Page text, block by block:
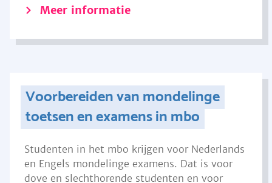
Meer informatie
Voorbereiden van mondelinge
toetsen en examens in mbo
Studenten in het mbo krijgen voor Nederlands
en Engels mondelinge examens. Dat is voor
dove en slechthorende studenten en voor